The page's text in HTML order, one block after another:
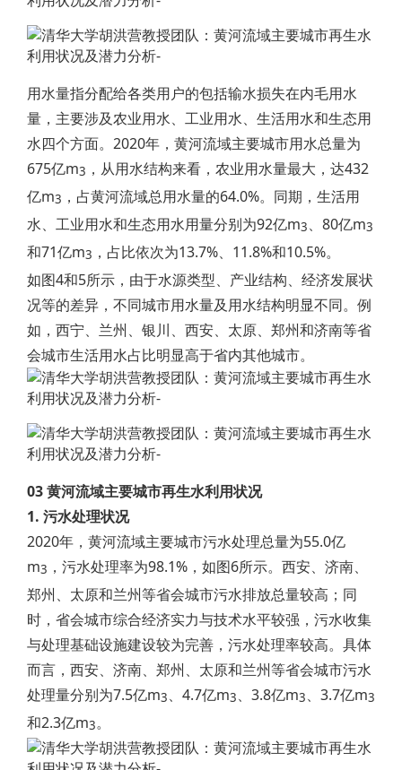
用水量指分配给各类用户的包括输水损失在内毛用水
量，主要涉及农业用水、工业用水、生活用水和生态用
水四个方面。2020年，黄河流域主要城市用水总量为
675亿m3 ，从用水结构来看，农业用水量最大，达432
亿m3 ，占黄河流域总用水量的64.0%。同期，生活用
水、工业用水和生态用水用量分别为92亿m3、80亿m3
和71亿m3 ，占比依次为13.7%、11.8%和10.5%。
如图4和5所示，由于水源类型、产业结构、经济发展状
况等的差异，不同城市用水量及用水结构明显不同。例
如，西宁、兰州、银川、西安、太原、郑州和济南等省
会城市生活用水占比明显高于省内其他城市。
03 黄河流域主要城市再生水利用状况
1. 污水处理状况
2020年，黄河流域主要城市污水处理总量为55.0亿
m3 ，污水处理率为98.1%，如图6所示。西安、济南、
郑州、太原和兰州等省会城市污水排放总量较高；同
时，省会城市综合经济实力与技术水平较强，污水收集
与处理基础设施建设较为完善，污水处理率较高。具体
而言，西安、济南、郑州、太原和兰州等省会城市污水
处理量分别为7.5亿m3、4.7亿m3、3.8亿m3、3.7亿m3
和2.3亿m3。